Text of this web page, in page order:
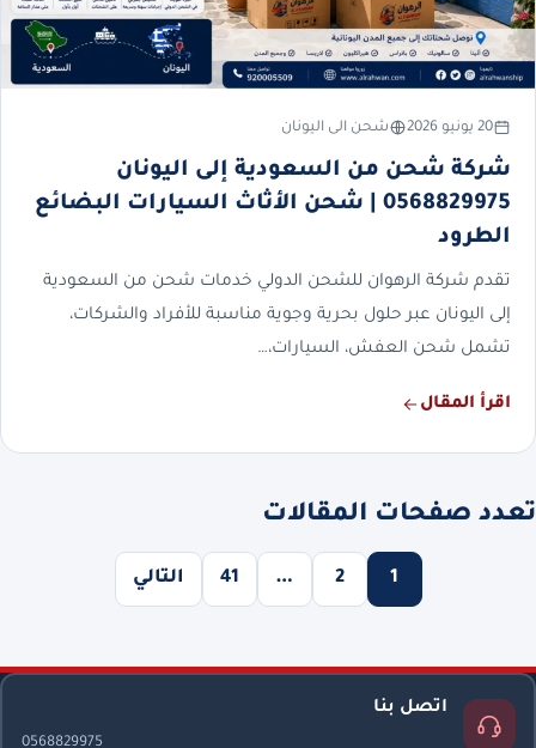
20 يونيو 2026 شحن الى اليونان
شركة شحن من السعودية إلى اليونان
0568829975 | شحن الأثاث السيارات البضائع
الطرود
تقدم شركة الرهوان للشحن الدولي خدمات شحن من السعودية
إلى اليونان عبر حلول بحرية وجوية مناسبة للأفراد والشركات،
تشمل شحن العفش، السيارات،…
اقرأ المقال
تعدد صفحات المقالات
1
2
…
41 التالي
اتصل بنا
0568829975